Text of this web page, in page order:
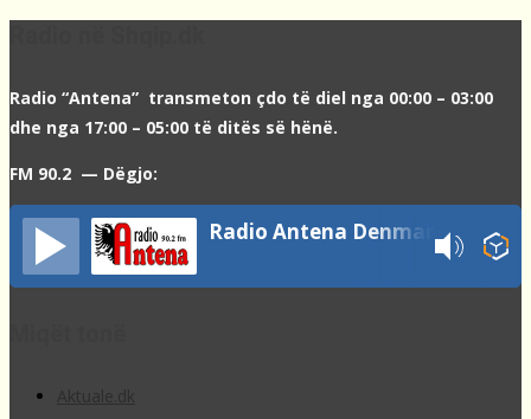
Radio “Antena” transmeton çdo të diel nga 00:00 – 03:00
dhe nga 17:00 – 05:00 të ditës së hënë.
FM 90.2 — Dëgjo:
Radio Antena Denmark